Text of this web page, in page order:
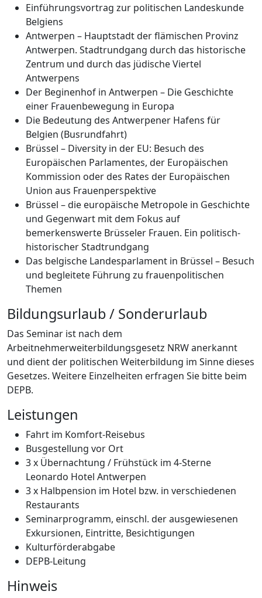
Einführungsvortrag zur politischen Landeskunde
Belgiens
Antwerpen – Hauptstadt der flämischen Provinz
Antwerpen. Stadtrundgang durch das historische
Zentrum und durch das jüdische Viertel
Antwerpens
Der Beginenhof in Antwerpen – Die Geschichte
einer Frauenbewegung in Europa
Die Bedeutung des Antwerpener Hafens für
Belgien (Busrundfahrt)
Brüssel – Diversity in der EU: Besuch des
Europäischen Parlamentes, der Europäischen
Kommission oder des Rates der Europäischen
Union aus Frauenperspektive
Brüssel – die europäische Metropole in Geschichte
und Gegenwart mit dem Fokus auf
bemerkenswerte Brüsseler Frauen. Ein politisch-
historischer Stadtrundgang
Das belgische Landesparlament in Brüssel – Besuch
und begleitete Führung zu frauenpolitischen
Themen
Bildungsurlaub / Sonderurlaub
Das Seminar ist nach dem
Arbeitnehmerweiterbildungsgesetz NRW anerkannt
und dient der politischen Weiterbildung im Sinne dieses
Gesetzes. Weitere Einzelheiten erfragen Sie bitte beim
DEPB.
Leistungen
Fahrt im Komfort-Reisebus
Busgestellung vor Ort
3 x Übernachtung / Frühstück im 4-Sterne
Leonardo Hotel Antwerpen
3 x Halbpension im Hotel bzw. in verschiedenen
Restaurants
Seminarprogramm, einschl. der ausgewiesenen
Exkursionen, Eintritte, Besichtigungen
Kulturförderabgabe
DEPB-Leitung
Hinweis